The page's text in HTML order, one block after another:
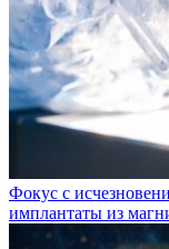
Фокус с
имплантаты из